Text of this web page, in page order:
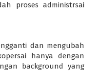
proses administrsai
dan mengubah
hanya dengan
background yang